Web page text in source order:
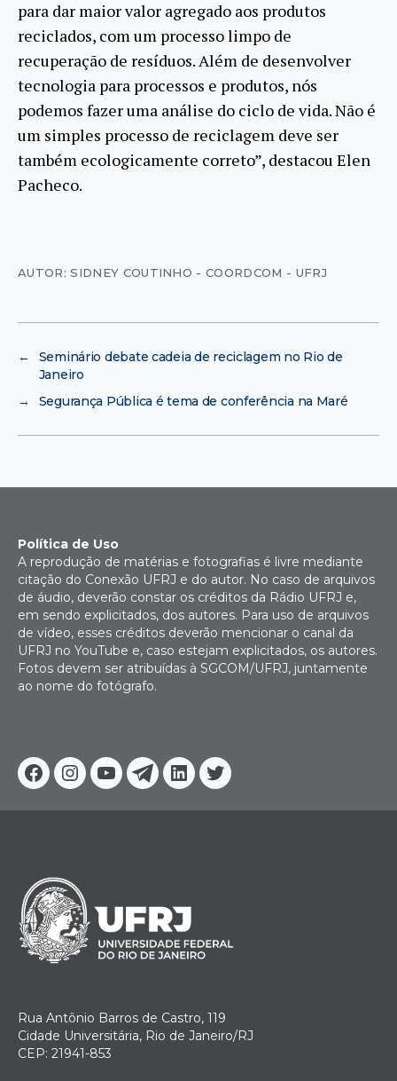
para dar maior valor agregado aos produtos
reciclados, com um processo limpo de
recuperação de resíduos. Além de desenvolver
tecnologia para processos e produtos, nós
podemos fazer uma análise do ciclo de vida. Não é
um simples processo de reciclagem deve ser
também ecologicamente correto”, destacou Elen
Pacheco.
AUTOR: SIDNEY COUTINHO - COORDCOM - UFRJ
←
Seminário debate cadeia de reciclagem no Rio de
Janeiro
→
Segurança Pública é tema de conferência na Maré
Facebook
Instagram
YoutubeTelegram
Linkedin
Twitter
Política de Uso
A reprodução de matérias e fotografias é livre mediante
citação do Conexão UFRJ e do autor. No caso de arquivos
de áudio, deverão constar os créditos da Rádio UFRJ e,
em sendo explicitados, dos autores. Para uso de arquivos
de vídeo, esses créditos deverão mencionar o canal da
UFRJ no YouTube e, caso estejam explicitados, os autores.
Fotos devem ser atribuídas à SGCOM/UFRJ, juntamente
ao nome do fotógrafo.
Rua Antônio Barros de Castro, 119
Cidade Universitária, Rio de Janeiro/RJ
CEP: 21941-853